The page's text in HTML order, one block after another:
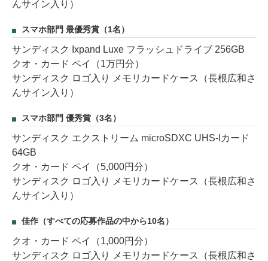
んサイン入り）
スマホ部門 最優秀賞（1名）
サンディスク Ixpand Luxe フラッシュドライブ 256GB
クオ・カード ペイ（1万円分）
サンディスク ロゴ入り メモリカードケース（長根広和さ
んサイン入り）
スマホ部門 優秀賞（3名）
サンディスク エクストリーム microSDXC UHS-Iカード
64GB
クオ・カード ペイ（5,000円分）
サンディスク ロゴ入り メモリカードケース（長根広和さ
んサイン入り）
佳作（すべての応募作品の中から10名）
クオ・カード ペイ（1,000円分）
サンディスク ロゴ入り メモリカードケース（長根広和さ